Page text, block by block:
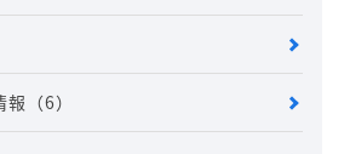
報 （6）